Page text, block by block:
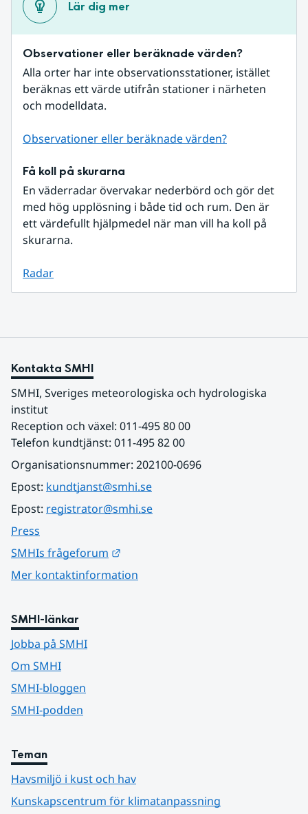
Lär dig mer
Observationer eller beräknade värden?
Alla orter har inte observationsstationer, istället
beräknas ett värde utifrån stationer i närheten
och modelldata.
Observationer eller beräknade värden?
Få koll på skurarna
En väderradar övervakar nederbörd och gör det
med hög upplösning i både tid och rum. Den är
ett värdefullt hjälpmedel när man vill ha koll på
skurarna.
Radar
Kontakta SMHI
SMHI, Sveriges meteorologiska och hydrologiska
institut
Reception och växel: 011-495 80 00
Telefon kundtjänst: 011-495 82 00
Organisationsnummer: 202100-0696
Epost: kundtjanst@smhi.se
Epost: registrator@smhi.se
Press
SMHIs frågeforum
Mer kontaktinformation
SMHI-länkar
Jobba på SMHI
Om SMHI
SMHI-bloggen
SMHI-podden
Teman
Havsmiljö i kust och hav
Kunskapscentrum för klimatanpassning